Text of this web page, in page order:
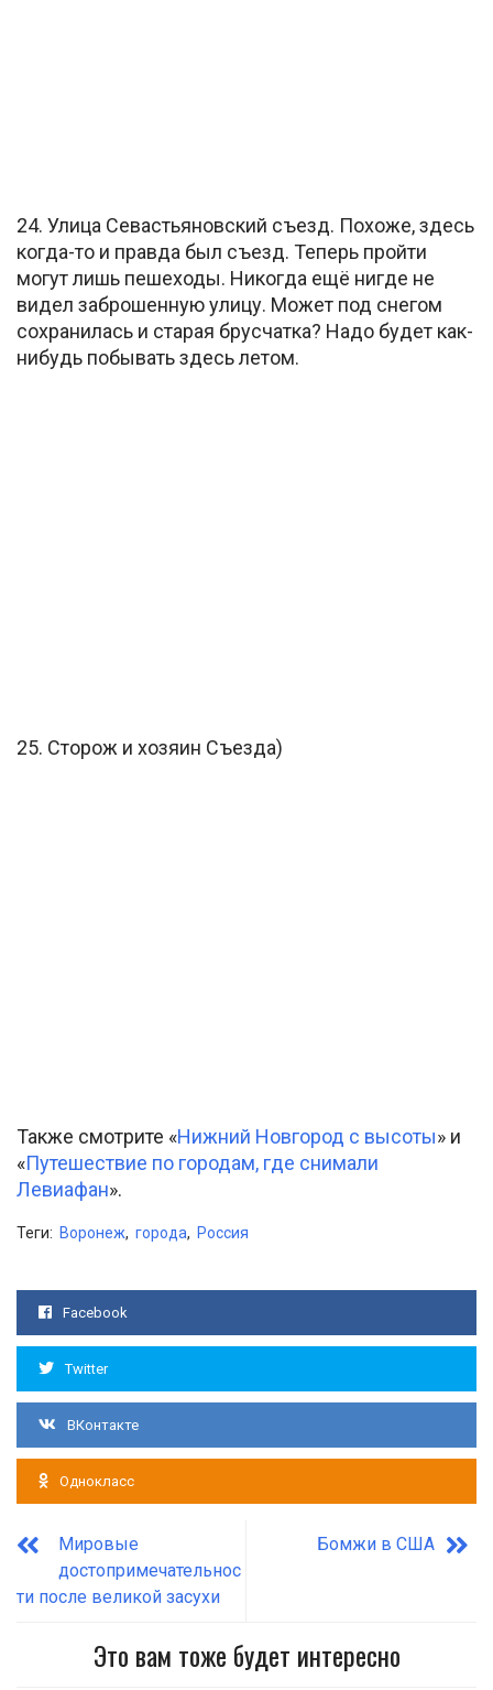
24. Улица Севастьяновский съезд. Похоже, здесь
когда-то и правда был съезд. Теперь пройти
могут лишь пешеходы. Никогда ещё нигде не
видел заброшенную улицу. Может под снегом
сохранилась и старая брусчатка? Надо будет как-
нибудь побывать здесь летом.
25. Сторож и хозяин Съезда)
Также смотрите «Нижний Новгород с высоты» и
«Путешествие по городам, где снимали
Левиафан».
Теги: Воронеж, города, Россия
Facebook
Twitter
ВКонтакте
Однокласс
Мировые
достопримечательнос
ти после великой засухи
Бомжи в США
Это вам тоже будет интересно